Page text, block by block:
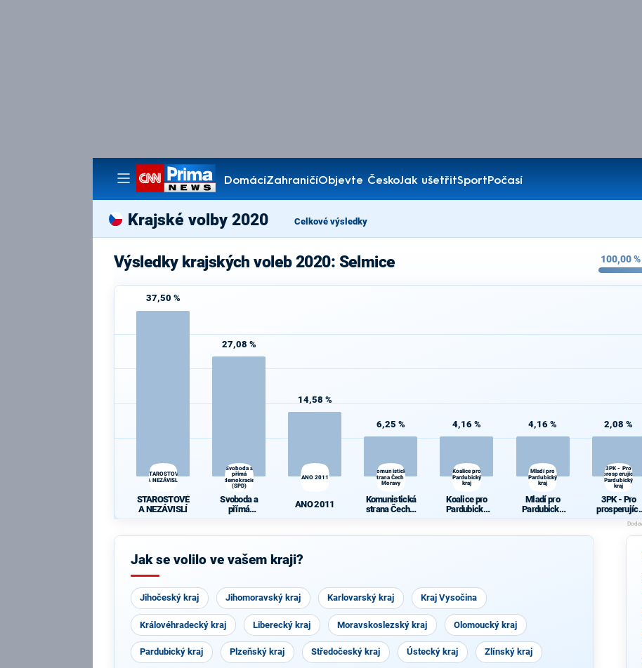
DomácíZahraničíObjevte ČeskoJak ušetřitSportPočasí
Pořady
Krajské volby 2020 Celkové výsledky
Výsledky krajských voleb 2020: Selmice 100,00%
37,50 %
STAROSTOVÉ
A NEZÁVISLÍ
STAROSTOVÉ
A NEZÁVISLÍ
27,08 %
Svoboda a
přímá
demokracie
(SPD)
Svoboda a
přímá
14,58 %
ANO 2011
ANO 2011
6,25 %
Komunistická
strana Čech a
Moravy
Komunistická
strana Čech a
4,16 %
Koalice pro
Pardubický
kraj
Koalice pro
Pardubický
4,16 %
Mladí pro
Pardubický
kraj
Mladí pro
Pardubický
kraj
2,08 %
3PK - Pro
prosperující
Pardubický
kraj
3PK - Pro
prosperující
Pardubický
Jak se volilo ve vašem kraji?
Jihočeský kraj Jihomoravský kraj Karlovarský kraj Kraj Vysočina
Královéhradecký kraj Liberecký kraj Moravskoslezský kraj Olomoucký kraj
Pardubický kraj Plzeňský kraj Středočeský kraj Ústecký kraj Zlínský kraj